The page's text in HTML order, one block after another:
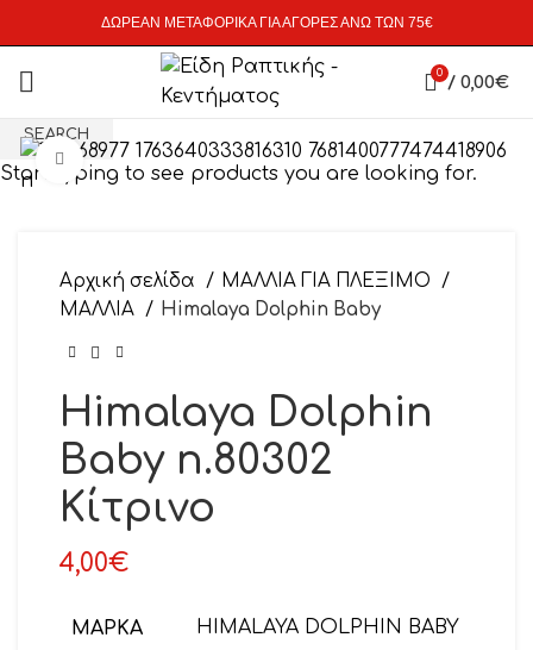
ΔΩΡΕΑΝ ΜΕΤΑΦΟΡΙΚΑ ΓΙΑ ΑΓΟΡΕΣ ΑΝΩ ΤΩΝ 75€
0 / 0,00€
Click to enlarge
Αρχική σελίδα
ΜΑΛΛΙΑ ΓΙΑ ΠΛΕΞΙΜΟ
ΜΑΛΛΙΑ
Himalaya Dolphin Baby
Himalaya Dolphin
Baby n.80302
Κίτρινο
4,00€
ΜΆΡΚΑ HIMALAYA DOLPHIN BABY
SEARCH
Start typing to see products you are looking for.